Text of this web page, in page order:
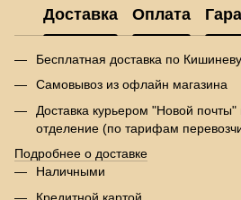
Доставка Оплата
Бесплатная доставка по
Самовывоз из офлайн магазина
Доставка курьером "Новой
отделение (по тарифам
Подробнее о доставке
Наличными
Кредитной картой